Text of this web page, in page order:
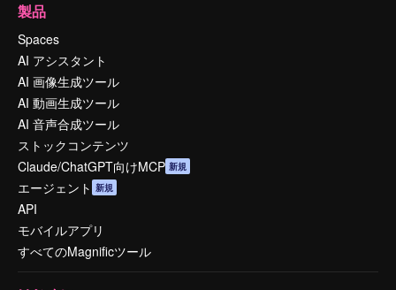
製品
Spaces
AI アシスタント
AI 画像生成ツール
AI 動画生成ツール
AI 音声合成ツール
ストックコンテンツ
Claude/ChatGPT向けMCP 新規
エージェント 新規
API
モバイルアプリ
すべてのMagnificツール